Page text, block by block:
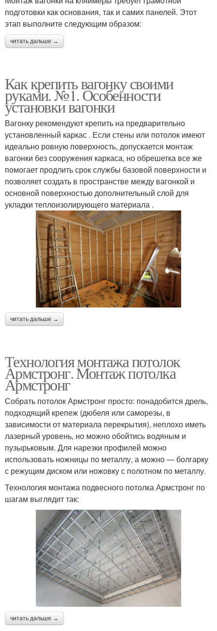
подготовки как основания, так и самих панелей. Этот
этап выполните следующим образом:
читать дальше →
Как крепить вагонку своими
руками. №1. Особенности
установки вагонки
Вагонку рекомендуют крепить на предварительно
установленный каркас . Если стены или потолок имеют
идеально ровную поверхность, допускается монтаж
вагонки без сооружения каркаса, но обрешетка все же
помогает продлить срок службы базовой поверхности и
позволяет создать в пространстве между вагонкой и
основной поверхностью дополнительный слой для
укладки теплоизолирующего материала .
читать дальше →
Технология монтажа потолок
Армстронг. Монтаж потолка
Армстронг
Собрать потолок Армстронг просто: понадобится дрель,
подходящий крепеж (дюбеля или саморезы, в
зависимости от материала перекрытия), неплохо иметь
лазерный уровень, но можно обойтись водяным и
пузырьковым. Для нарезки профилей можно
использовать ножницы по металлу, а можно — болгарку
с режущим диском или ножовку с полотном по металлу.
Технология монтажа подвесного потолка Армстронг по
шагам выглядит так:
читать дальше →